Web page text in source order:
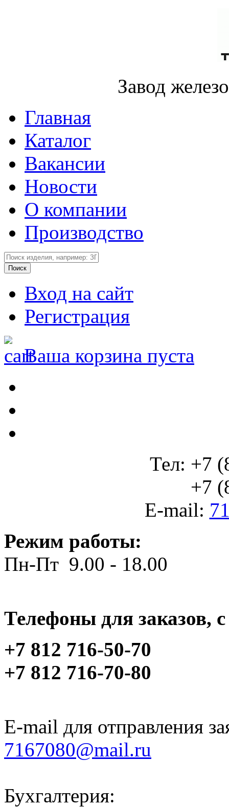
Завод
Главная
Каталог
Вакансии
Новости
О компании
Производство
Вход на сайт
Регистрация
Ваша корзина пуста
Тел: +7
+7
E-mail:
Режим работы:
Пн-Пт 9.00 - 18.00
Телефоны для заказов,
+7 812 716-50-70
+7 812 716-70-80
E-mail для отправления
7167080@mail.ru
Бухгалтерия: